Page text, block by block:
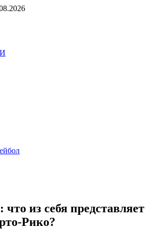
из себя представляет
Рико?